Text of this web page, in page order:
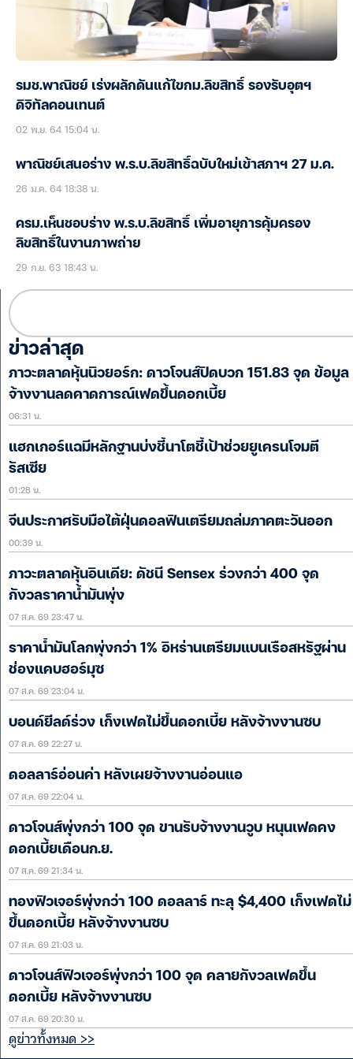
รมช.พาณิชย์ เร่งผลักดันแก้ไขกม.ลิขสิทธิ์ รองรับอุตฯ
ดิจิทัลคอนเทนต์
02 พ.ย. 64 15:04 น.
พาณิชย์เสนอร่าง พ.ร.บ.ลิขสิทธิ์ฉบับใหม่เข้าสภาฯ 27 ม.ค.
26 ม.ค. 64 18:38 น.
ครม.เห็นชอบร่าง พ.ร.บ.ลิขสิทธิ์ เพิ่มอายุการคุ้มครอง
ลิขสิทธิ์ในงานภาพถ่าย
29 ก.ย. 63 18:43 น.
ข่าวล่าสุด
ภาวะตลาดหุ้นนิวยอร์ก: ดาวโจนส์ปิดบวก 151.83 จุด ข้อมูล
จ้างงานลดคาดการณ์เฟดขึ้นดอกเบี้ย
06:31 น.
แฮกเกอร์แฉมีหลักฐานบ่งชี้นาโตชี้เป้าช่วยยูเครนโจมตี
รัสเซีย
01:28 น.
จีนประกาศรับมือไต้ฝุ่นดอลฟินเตรียมถล่มภาคตะวันออก
00:39 น.
ภาวะตลาดหุ้นอินเดีย: ดัชนี Sensex ร่วงกว่า 400 จุด
กังวลราคาน้ำมันพุ่ง
07 ส.ค. 69 23:47 น.
ราคาน้ำมันโลกพุ่งกว่า 1% อิหร่านเตรียมแบนเรือสหรัฐผ่าน
ช่องแคบฮอร์มุซ
07 ส.ค. 69 23:04 น.
บอนด์ยีลด์ร่วง เก็งเฟดไม่ขึ้นดอกเบี้ย หลังจ้างงานซบ
07 ส.ค. 69 22:27 น.
ดอลลาร์อ่อนค่า หลังเผยจ้างงานอ่อนแอ
07 ส.ค. 69 22:04 น.
ดาวโจนส์พุ่งกว่า 100 จุด ขานรับจ้างงานวูบ หนุนเฟดคง
ดอกเบี้ยเดือนก.ย.
07 ส.ค. 69 21:34 น.
ทองฟิวเจอร์พุ่งกว่า 100 ดอลลาร์ ทะลุ $4,400 เก็งเฟดไม่
ขึ้นดอกเบี้ย หลังจ้างงานซบ
07 ส.ค. 69 21:03 น.
ดาวโจนส์ฟิวเจอร์พุ่งกว่า 100 จุด คลายกังวลเฟดขึ้น
ดอกเบี้ย หลังจ้างงานซบ
07 ส.ค. 69 20:30 น.
ดูข่าวทั้งหมด >>